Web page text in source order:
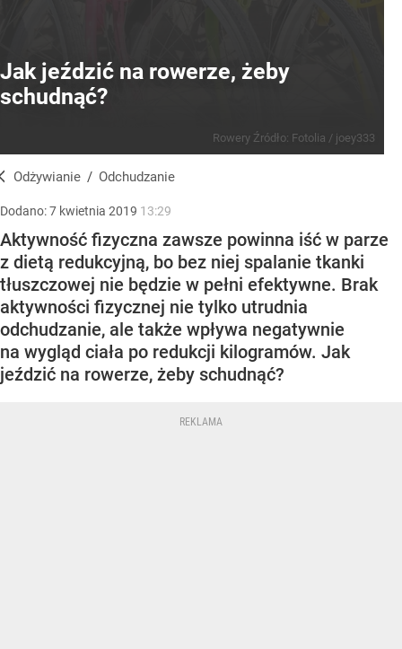
Jak jeździć na rowerze, żeby
schudnąć?
Rowery Źródło: Fotolia / joey333
Odżywianie / Odchudzanie
Dodano:7 kwietnia 2019 13:29
Aktywność fizyczna zawsze powinna iść w parze
z dietą redukcyjną, bo bez niej spalanie tkanki
tłuszczowej nie będzie w pełni efektywne. Brak
aktywności fizycznej nie tylko utrudnia
odchudzanie, ale także wpływa negatywnie
na wygląd ciała po redukcji kilogramów. Jak
jeździć na rowerze, żeby schudnąć?